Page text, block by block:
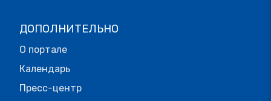
ДОПОЛНИТЕЛЬНО
О портале
Календарь
Пресс-центр